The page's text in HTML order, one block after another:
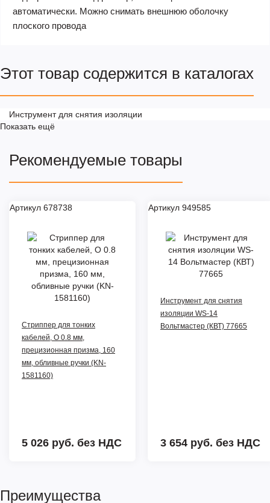
автоматически. Можно снимать внешнюю оболочку
плоского провода
Этот товар содержится в каталогах
Инструмент для снятия изоляции
Показать ещё
Рекомендуемые товары
Артикул 678738
Стриппер для тонких
кабелей, O 0.8 мм,
прецизионная призма, 160
мм, обливные ручки (KN-
1581160)
5 026 руб. без НДС
Артикул 949585
Инструмент для снятия
изоляции WS-14
Вольтмастер (КВТ) 77665
3 654 руб. без НДС
Преимущества